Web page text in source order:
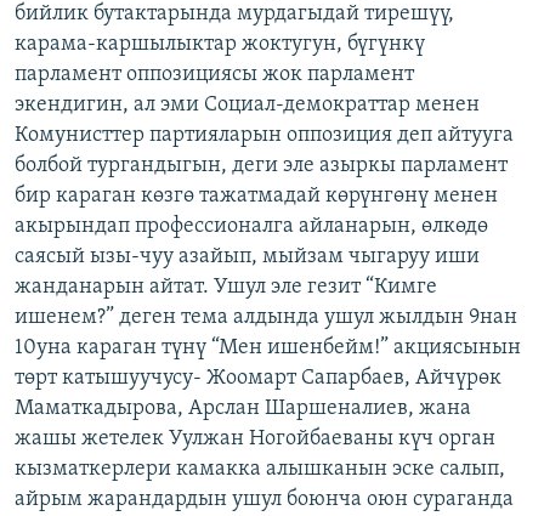
бийлик бутактарында мурдагыдай тирешүү,
карама-каршылыктар жоктугун, бүгүнкү
парламент оппозициясы жок парламент
экендигин, ал эми Социал-демократтар менен
Комунисттер партияларын оппозиция деп айтууга
болбой тургандыгын, деги эле азыркы парламент
бир караган көзгө тажатмадай көрүнгөнү менен
акырындап профессионалга айланарын, өлкөдө
саясый ызы-чуу азайып, мыйзам чыгаруу иши
жанданарын айтат. Ушул эле гезит “Кимге
ишенем?” деген тема алдында ушул жылдын 9нан
10уна караган түнү “Мен ишенбейм!” акциясынын
төрт катышуучусу- Жоомарт Сапарбаев, Айчүрөк
Маматкадырова, Арслан Шаршеналиев, жана
жашы жетелек Уулжан Ногойбаеваны күч орган
кызматкерлери камакка алышканын эске салып,
айрым жарандардын ушул боюнча оюн сураганда